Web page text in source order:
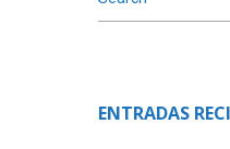
ENTRADAS